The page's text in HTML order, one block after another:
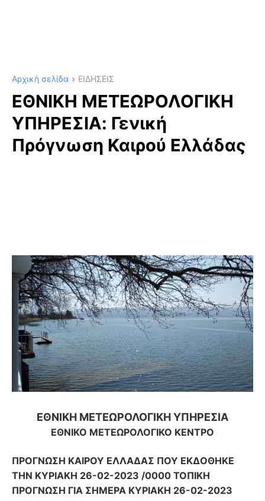
Αρχική σελίδα ΕΙΔΗΣΕΙΣ
ΕΘΝΙΚΗ ΜΕΤΕΩΡΟΛΟΓΙΚΗ
ΥΠΗΡΕΣΙΑ: Γενική
Πρόγνωση Καιρού Ελλάδας
ΕΘΝΙΚΗ ΜΕΤΕΩΡΟΛΟΓΙΚΗ ΥΠΗΡΕΣΙΑ
ΕΘΝΙΚΟ ΜΕΤΕΩΡΟΛΟΓΙΚΟ ΚΕΝΤΡΟ
ΠΡΟΓΝΩΣΗ ΚΑΙΡΟΥ ΕΛΛΑΔΑΣ ΠΟΥ ΕΚΔΟΘΗΚΕ
ΤΗΝ ΚΥΡΙΑΚΗ 26-02-2023 /0000 ΤΟΠΙΚΗ
ΠΡΟΓΝΩΣΗ ΓΙΑ ΣΗΜΕΡΑ ΚΥΡΙΑΚΗ 26-02-2023